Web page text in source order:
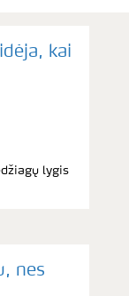
kai
lygis
nes